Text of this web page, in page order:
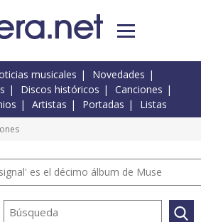
musicales
Novedades
Discos históricos
Canciones
Artistas Portadas Listas
es el décimo álbum de Muse